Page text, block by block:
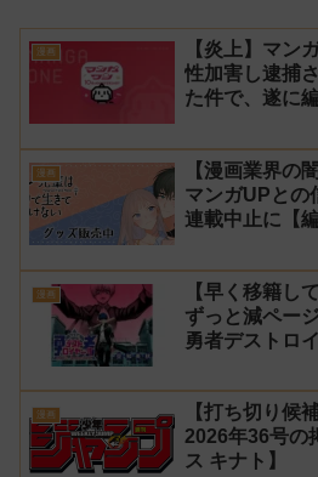
漫画
【炎上】マン
性加害し逮捕
た件で、遂に
漫画
【漫画業界の
マンガUPとの
連載中止に【編
漫画
【早く移籍し
ずっと減ペー
勇者デストロ
漫画
【打ち切り候
2026年36号の
ス キナト】